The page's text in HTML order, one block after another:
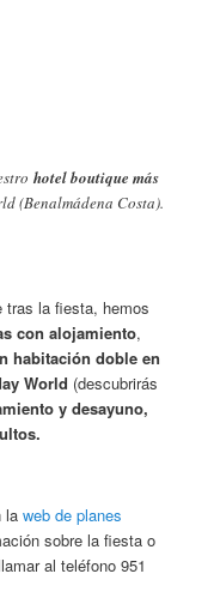
hotel boutique más
(Benalmádena Costa).
tras la fiesta, hemos
con alojamiento,
habitación doble en
World (descubrirás
y desayuno,
laweb de planes
sobre la fiesta o
al teléfono 951